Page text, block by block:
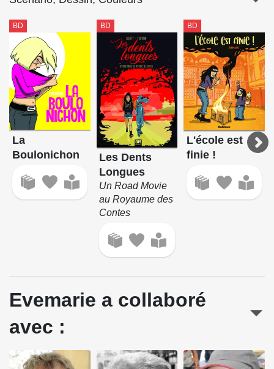
BD
La
Boulonichon
BD
Les Dents
Longues
Un Road Movie
au Royaume des
Contes
BD
L'école est
finie !
Evemarie a collaboré
avec :